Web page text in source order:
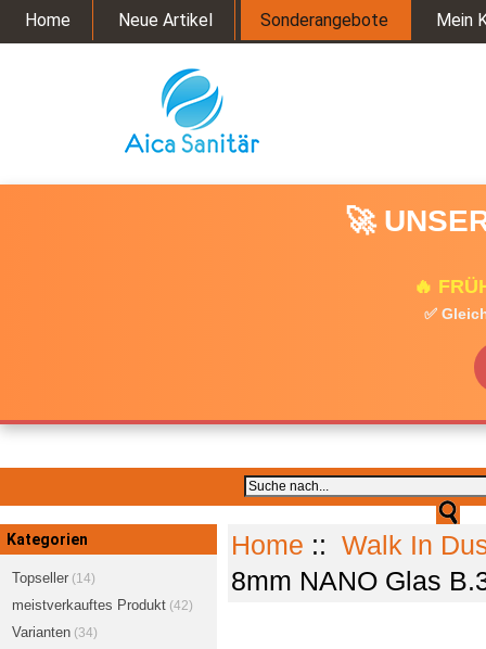
🚀
🔥
✅
Home Neue Artikel Sonderangebote Mein
Kategorien
Topseller(14)
meistverkauftes Produkt(42)
Varianten(34)
Home :: Walk In
8mm NANO Glas